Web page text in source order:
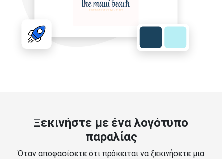
Ξεκινήστε με ένα λογότυπο
παραλίας
Όταν αποφασίσετε ότι πρόκειται να ξεκινήσετε μια